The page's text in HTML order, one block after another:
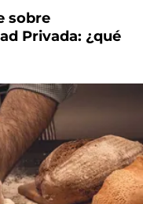
sobre
Privada: ¿qué